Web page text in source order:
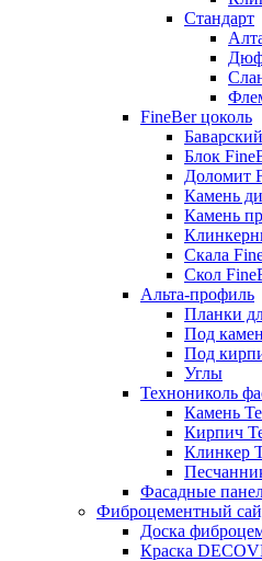
Стандарт
FineBer цоколь
Блок
Доломит
Камень
Камень
Скала
Скол
Альта-профиль
Планки
Под
Под
Углы
Технониколь
Камень
Кирпич
Клинкер
Фасадные
Фиброцементный
Доска
Краска